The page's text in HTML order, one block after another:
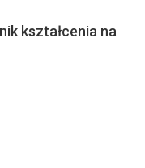
kształcenia na